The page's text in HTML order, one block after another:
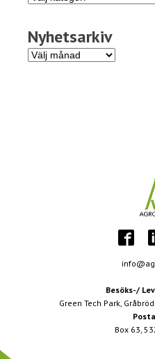
Nyhetsarkiv
Nyhetsarkiv
Besöks-/
Green Tech Park,
Box 63,